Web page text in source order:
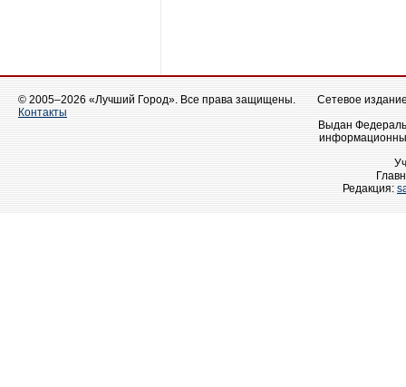
© 2005–2026 «Лучший Город». Все права защищены.
Контакты
Сетевое
Выдан
Редакция: